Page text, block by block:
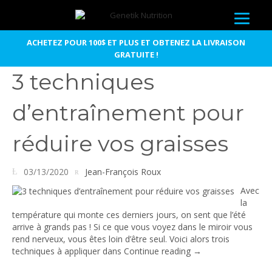
ACHETEZ POUR 100$ ET PLUS ET OBTENEZ LA LIVRAISON
GRATUITE !
3 techniques
d’entraînement pour
réduire vos graisses
03/13/2020
Jean-François Roux
Avec
la
température qui monte ces derniers jours, on sent que l’été
arrive à grands pas ! Si ce que vous voyez dans le miroir vous
rend nerveux, vous êtes loin d’être seul. Voici alors trois
techniques à appliquer dans Continue reading →